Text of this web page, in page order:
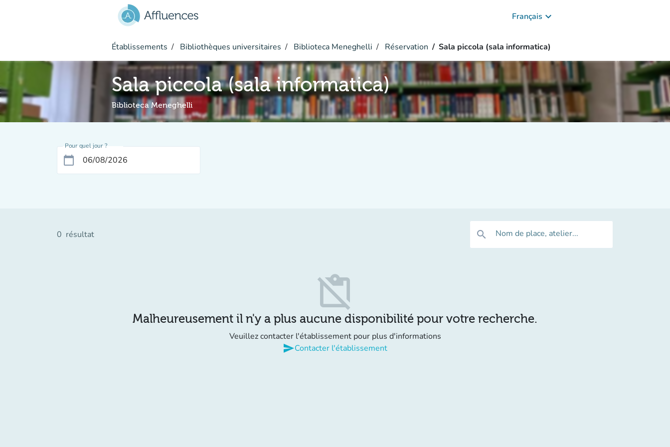
Français keyboard_arrow_down
Établissements Bibliothèques universitaires Biblioteca Meneghelli Réservation Sala piccola (sala informatica)
Sala piccola (sala informatica)
Biblioteca Meneghelli
Pour quel jour ?
calendar_today
0 résultat search Nom de place, atelier...
content_paste_off
Malheureusement il n'y a plus aucune disponibilité pour votre recherche.
Veuillez contacter l'établissement pour plus d'informations
sendContacter l'établissement